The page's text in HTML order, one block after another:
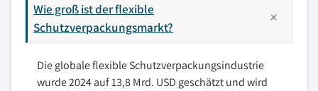
Wie groß ist der flexible
Schutzverpackungsmarkt?
Die globale flexible Schutzverpackungsindustrie
wurde 2024 auf 13,8 Mrd. USD geschätzt und wird